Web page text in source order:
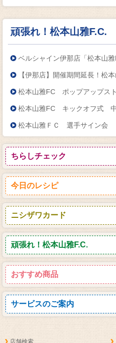
頑張れ！松本山雅F.C.
ベルシャイン伊那店「松本山雅
【伊那店】開催期間延長！松
松本山雅FC ポップアップス
松本山雅FC キックオフ式
松本山雅ＦＣ 選手サイン会
ちらしチェック
今日のレシピ
ニシザワカード
頑張れ！松本山雅F.C.
おすすめ商品
サービスのご案内
店舗検索